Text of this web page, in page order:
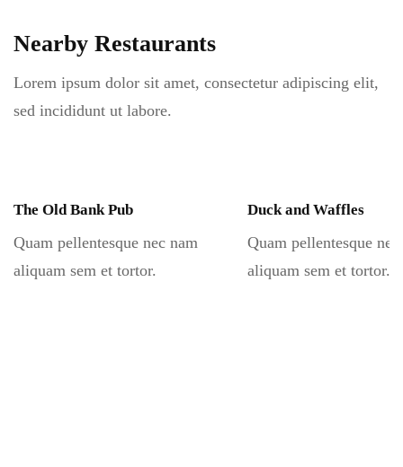
Nearby Restaurants
Lorem ipsum dolor sit amet, consectetur adipiscing elit,
sed incididunt ut labore.
The Old Bank Pub
Quam pellentesque nec nam
aliquam sem et tortor.
Duck and Waffles
Quam pellentesque
aliquam sem et tortor.